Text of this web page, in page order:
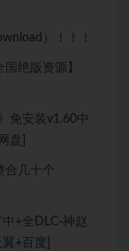
）！！！
绝版资源】
免安装v1.60中
盘]
合几十个
+全DLC-神赵
+百度]